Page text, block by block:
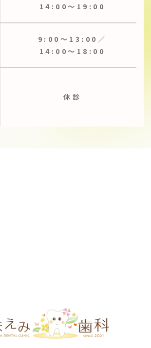
14:00〜19:00
9:00〜13:00／
14:00〜18:00
休診